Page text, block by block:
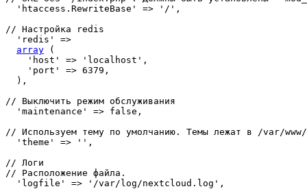
'htaccess.RewriteBase'
=> '/' ,
// Настройка redis
'redis'
=>
array
(
'host'
=> 'localhost' ,
'port'
=> 6379 ,
) ,
// Выключить режим обслуживания
'maintenance'
=> false ,
// Используем тему по умолчанию. Темы лежат в /var/
'theme'
=> '' ,
// Логи
// Расположение файла.
'logfile'
=> '/var/log/nextcloud.log' ,